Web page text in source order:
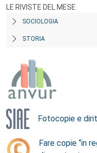
LE RIVISTE DEL MESE
SOCIOLOGIA
STORIA
Fotocopie e
Fare copie “in